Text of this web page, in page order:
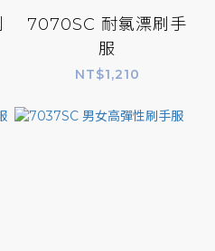
7070SC 耐氯漂刷手
服
NT$1,210